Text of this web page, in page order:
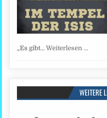
„Es gibt…Weiterlesen …
WEITERE